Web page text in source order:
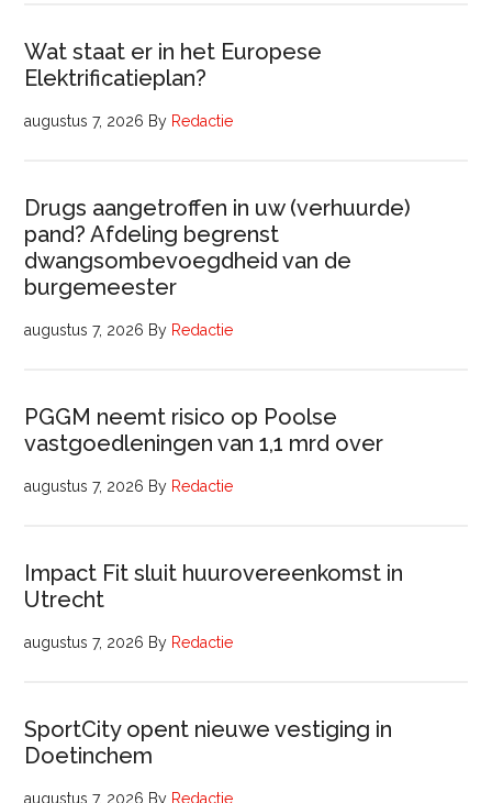
Wat staat er in het Europese
Elektrificatieplan?
augustus 7, 2026 By Redactie
Drugs aangetroffen in uw (verhuurde)
pand? Afdeling begrenst
dwangsombevoegdheid van de
burgemeester
augustus 7, 2026 By Redactie
PGGM neemt risico op Poolse
vastgoedleningen van 1,1 mrd over
augustus 7, 2026 By Redactie
Impact Fit sluit huurovereenkomst in
Utrecht
augustus 7, 2026 By Redactie
SportCity opent nieuwe vestiging in
Doetinchem
augustus 7, 2026 By Redactie